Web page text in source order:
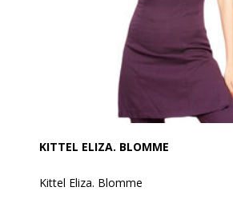
KITTEL ELIZA. BLOMME
Kittel Eliza. Blomme